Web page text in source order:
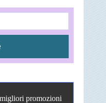
promozioni